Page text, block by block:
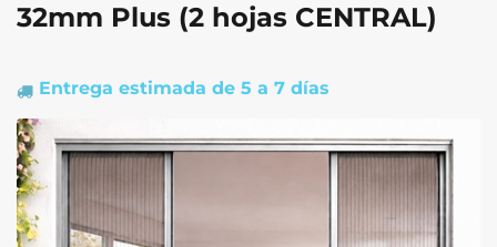
32mm Plus (2 hojas CENTRAL)
Entrega estimada de 5 a 7 días